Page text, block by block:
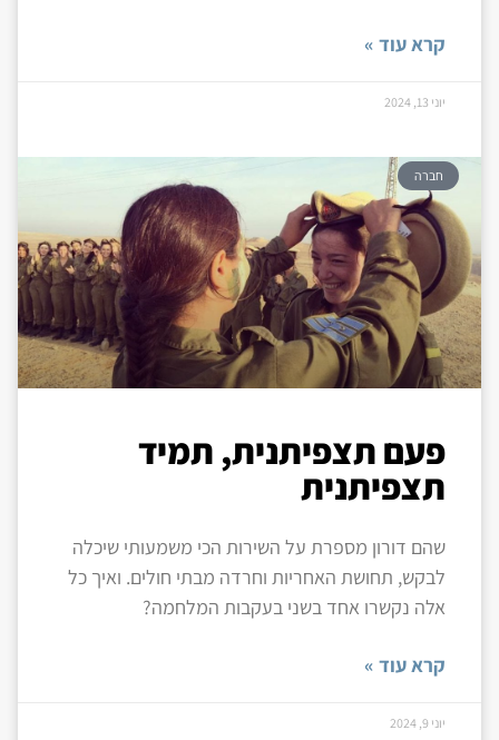
קרא עוד »
יוני 13, 2024
חברה
פעם תצפיתנית, תמיד
תצפיתנית
שהם דורון מספרת על השירות הכי משמעותי שיכלה
לבקש, תחושת האחריות וחרדה מבתי חולים. ואיך כל
אלה נקשרו אחד בשני בעקבות המלחמה?
קרא עוד »
יוני 9, 2024